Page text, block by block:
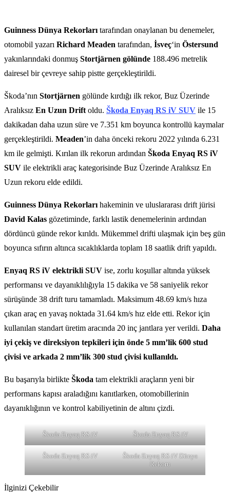
Guinness Dünya Rekorları tarafından onaylanan bu denemeler,
otomobil yazarı Richard Meaden tarafından, İsveç‘in Östersund
yakınlarındaki donmuş Stortjärnen gölünde 188.496 metrelik
dairesel bir çevreye sahip pistte gerçekleştirildi.
Škoda’nın Stortjärnen gölünde kırdığı ilk rekor, Buz Üzerinde
Aralıksız En Uzun Drift oldu. Škoda Enyaq RS iV SUV ile 15
dakikadan daha uzun süre ve 7.351 km boyunca kontrollü kaymalar
gerçekleştirildi. Meaden’in daha önceki rekoru 2022 yılında 6.231
km ile gelmişti. Kırılan ilk rekorun ardından Škoda Enyaq RS iV
SUV ile elektrikli araç kategorisinde Buz Üzerinde Aralıksız En
Uzun rekoru elde edildi.
Guinness Dünya Rekorları hakeminin ve uluslararası drift jürisi
David Kalas gözetiminde, farklı lastik denemelerinin ardından
dördüncü günde rekor kırıldı. Mükemmel drifti ulaşmak için beş gün
boyunca sıfırın altınca sıcaklıklarda toplam 18 saatlik drift yapıldı.
Enyaq RS iV elektrikli SUV ise, zorlu koşullar altında yüksek
performansı ve dayanıklılığıyla 15 dakika ve 58 saniyelik rekor
sürüşünde 38 drift turu tamamladı. Maksimum 48.69 km/s hıza
çıkan araç en yavaş noktada 31.64 km/s hız elde etti. Rekor için
kullanılan standart üretim aracında 20 inç jantlara yer verildi. Daha
iyi çekiş ve direksiyon tepkileri için önde 5 mm’lik 600 stud
çivisi ve arkada 2 mm’lik 300 stud çivisi kullanıldı.
Bu başarıyla birlikte Škoda tam elektrikli araçların yeni bir
performans kapısı araladığını kanıtlarken, otomobillerinin
dayanıklığının ve kontrol kabiliyetinin de altını çizdi.
Škoda Enyaq RS iV Škoda Enyaq RS iV
Škoda Enyaq RS iV
Škoda Enyaq RS iV Dünya
Rekoru
İlginizi Çekebilir